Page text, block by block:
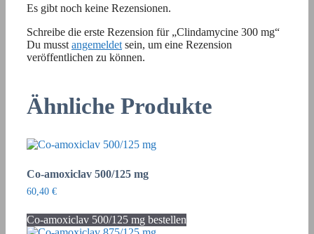
Es gibt noch keine Rezensionen.
Schreibe die erste Rezension für „Clindamycine 300 mg“
Du musst angemeldet sein, um eine Rezension
veröffentlichen zu können.
Ähnliche Produkte
Co-amoxiclav 500/125 mg
60,40 €
Co-amoxiclav 500/125 mg bestellen